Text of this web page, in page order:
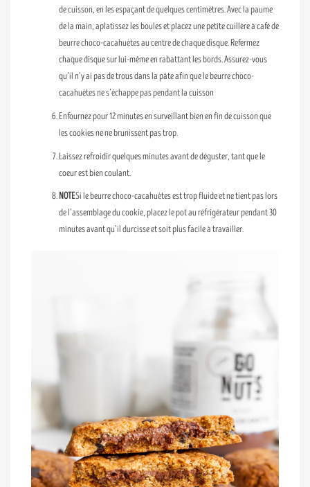
de cuisson, en les espaçant de quelques centimètres. Avec la paume
de la main, aplatissez les boules et placez une petite cuillère à café de
beurre choco-cacahuètes au centre de chaque disque. Refermez
chaque disque sur lui-même en rabattant les bords. Assurez-vous
qu’il n’y ai pas de trous dans la pâte afin que le beurre choco-
cacahuètes ne s’échappe pas pendant la cuisson
Enfournez pour 12 minutes en surveillant bien en fin de cuisson que
les cookies ne ne brunissent pas trop.
Laissez refroidir quelques minutes avant de déguster, tant que le
coeur est bien coulant.
NOTESi le beurre choco-cacahuètes est trop fluide et ne tient pas lors
de l’assemblage du cookie, placez le pot au réfrigérateur pendant 30
minutes avant qu’il durcisse et soit plus facile à travailler.